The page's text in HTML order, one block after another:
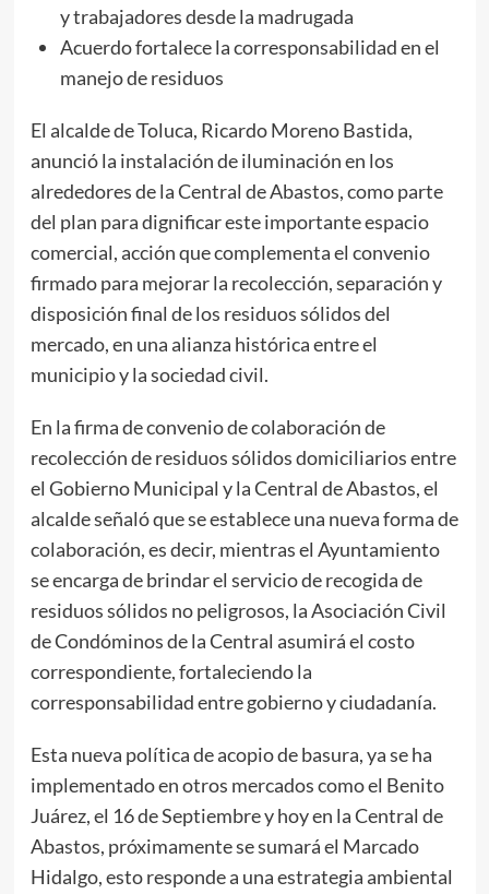
y trabajadores desde la madrugada
Acuerdo fortalece la corresponsabilidad en el
manejo de residuos
El alcalde de Toluca, Ricardo Moreno Bastida,
anunció la instalación de iluminación en los
alrededores de la Central de Abastos, como parte
del plan para dignificar este importante espacio
comercial, acción que complementa el convenio
firmado para mejorar la recolección, separación y
disposición final de los residuos sólidos del
mercado, en una alianza histórica entre el
municipio y la sociedad civil.
En la firma de convenio de colaboración de
recolección de residuos sólidos domiciliarios entre
el Gobierno Municipal y la Central de Abastos, el
alcalde señaló que se establece una nueva forma de
colaboración, es decir, mientras el Ayuntamiento
se encarga de brindar el servicio de recogida de
residuos sólidos no peligrosos, la Asociación Civil
de Condóminos de la Central asumirá el costo
correspondiente, fortaleciendo la
corresponsabilidad entre gobierno y ciudadanía.
Esta nueva política de acopio de basura, ya se ha
implementado en otros mercados como el Benito
Juárez, el 16 de Septiembre y hoy en la Central de
Abastos, próximamente se sumará el Marcado
Hidalgo, esto responde a una estrategia ambiental